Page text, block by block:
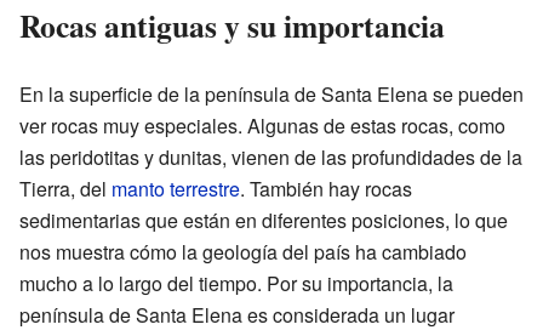
Rocas antiguas y su importancia
En la superficie de la península de Santa Elena se pueden
ver rocas muy especiales. Algunas de estas rocas, como
las peridotitas y dunitas, vienen de las profundidades de la
Tierra, del manto terrestre. También hay rocas
sedimentarias que están en diferentes posiciones, lo que
nos muestra cómo la geología del país ha cambiado
mucho a lo largo del tiempo. Por su importancia, la
península de Santa Elena es considerada un lugar